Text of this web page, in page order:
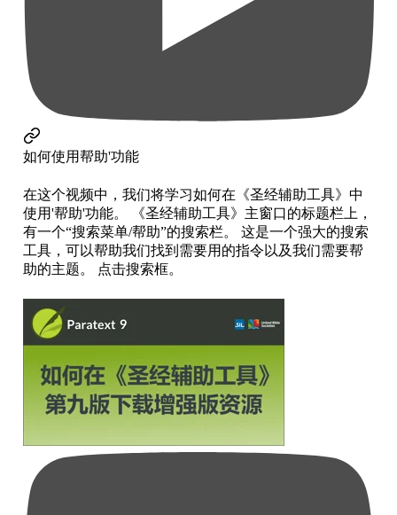
如何使用帮助'功能
在这个视频中，我们将学习如何在《圣经辅助工具》中
使用'帮助'功能。 《圣经辅助工具》主窗口的标题栏上，
有一个“搜索菜单/帮助”的搜索栏。 这是一个强大的搜索
工具，可以帮助我们找到需要用的指令以及我们需要帮
助的主题。 点击搜索框。